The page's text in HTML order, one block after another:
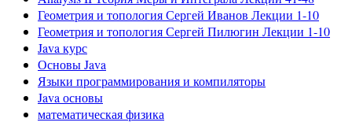
Геометрия и топология Сергей Иванов Лекции 1-10
Геометрия и топология Сергей Пилюгин Лекции 1-10
Java курс
Основы Java
Языки программирования и компиляторы
Java основы
математическая физика